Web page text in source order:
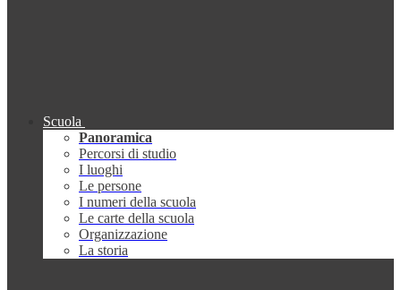
Scuola
Panoramica
Percorsi di studio
I luoghi
Le persone
I numeri della scuola
Le carte della scuola
Organizzazione
La storia